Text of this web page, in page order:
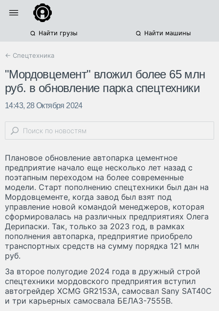
Найти грузы Найти машины
← Спецтехника
"Мордовцемент" вложил более 65 млн
руб. в обновление парка спецтехники
14:43, 28 Октября 2024
Плановое обновление автопарка цементное
предприятие начало еще несколько лет назад с
поэтапным переходом на более современные
модели. Старт пополнению спецтехники был дан на
Мордовцементе, когда завод был взят под
управление новой командой менеджеров, которая
сформировалась на различных предприятиях Олега
Дерипаски. Так, только за 2023 год, в рамках
пополнения автопарка, предприятие приобрело
транспортных средств на сумму порядка 121 млн
руб.
За второе полугодие 2024 года в дружный строй
спецтехники мордовского предприятия вступил
автогрейдер XCMG GR2153A, самосвал Sany SAT40C
и три карьерных самосвала БЕЛАЗ-7555В.